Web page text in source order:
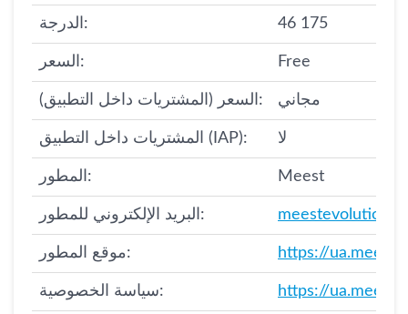
الدرجة: 46 175
السعر: Free
السعر (المشتريات داخل التطبيق): مجاني
المشتريات داخل التطبيق (IAP): لا
المطور: Meest
البريد الإلكتروني للمطور:
موقع المطور: https://
سياسة الخصوصية: https://